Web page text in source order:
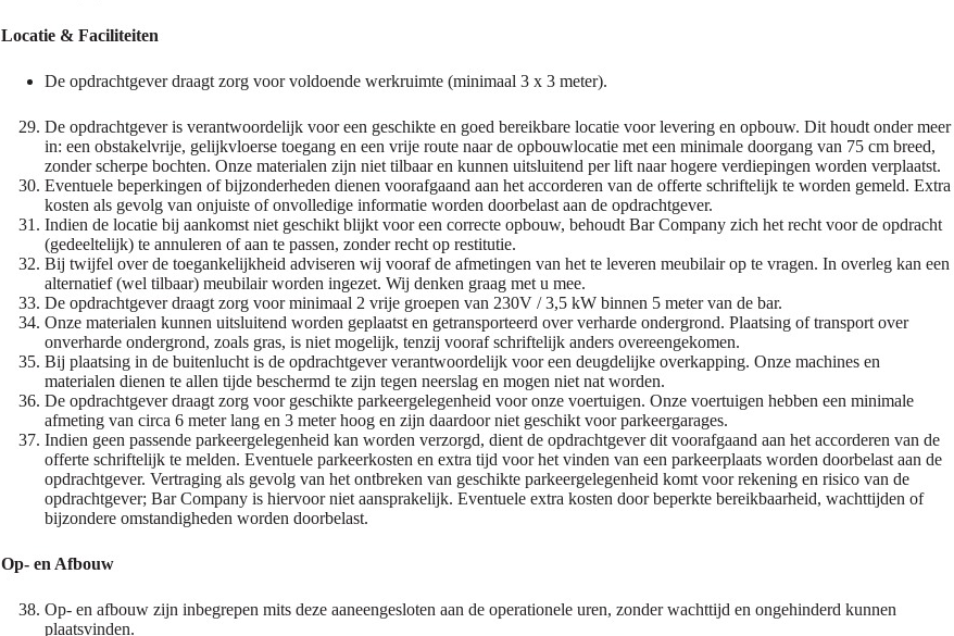
Locatie & Faciliteiten
De opdrachtgever draagt zorg voor voldoende werkruimte (minimaal 3 x 3 meter).
De opdrachtgever is verantwoordelijk voor een geschikte en goed bereikbare locatie voor levering en opbouw. Dit houdt onder meer
in: een obstakelvrije, gelijkvloerse toegang en een vrije route naar de opbouwlocatie met een minimale doorgang van 75 cm breed,
zonder scherpe bochten. Onze materialen zijn niet tilbaar en kunnen uitsluitend per lift naar hogere verdiepingen worden verplaatst.
Eventuele beperkingen of bijzonderheden dienen voorafgaand aan het accorderen van de offerte schriftelijk te worden gemeld. Extra
kosten als gevolg van onjuiste of onvolledige informatie worden doorbelast aan de opdrachtgever.
Indien de locatie bij aankomst niet geschikt blijkt voor een correcte opbouw, behoudt Bar Company zich het recht voor de opdracht
(gedeeltelijk) te annuleren of aan te passen, zonder recht op restitutie.
Bij twijfel over de toegankelijkheid adviseren wij vooraf de afmetingen van het te leveren meubilair op te vragen. In overleg kan een
alternatief (wel tilbaar) meubilair worden ingezet. Wij denken graag met u mee.
De opdrachtgever draagt zorg voor minimaal 2 vrije groepen van 230V / 3,5 kW binnen 5 meter van de bar.
Onze materialen kunnen uitsluitend worden geplaatst en getransporteerd over verharde ondergrond. Plaatsing of transport over
onverharde ondergrond, zoals gras, is niet mogelijk, tenzij vooraf schriftelijk anders overeengekomen.
Bij plaatsing in de buitenlucht is de opdrachtgever verantwoordelijk voor een deugdelijke overkapping. Onze machines en
materialen dienen te allen tijde beschermd te zijn tegen neerslag en mogen niet nat worden.
De opdrachtgever draagt zorg voor geschikte parkeergelegenheid voor onze voertuigen. Onze voertuigen hebben een minimale
afmeting van circa 6 meter lang en 3 meter hoog en zijn daardoor niet geschikt voor parkeergarages.
Indien geen passende parkeergelegenheid kan worden verzorgd, dient de opdrachtgever dit voorafgaand aan het accorderen van de
offerte schriftelijk te melden. Eventuele parkeerkosten en extra tijd voor het vinden van een parkeerplaats worden doorbelast aan de
opdrachtgever. Vertraging als gevolg van het ontbreken van geschikte parkeergelegenheid komt voor rekening en risico van de
opdrachtgever; Bar Company is hiervoor niet aansprakelijk. Eventuele extra kosten door beperkte bereikbaarheid, wachttijden of
bijzondere omstandigheden worden doorbelast.
Op- en Afbouw
Op- en afbouw zijn inbegrepen mits deze aaneengesloten aan de operationele uren, zonder wachttijd en ongehinderd kunnen
plaatsvinden.